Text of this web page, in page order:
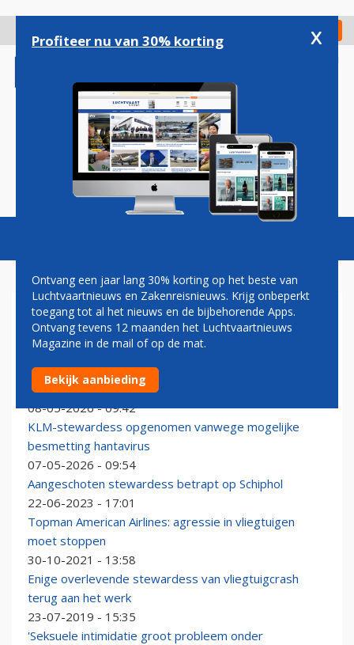
gaan
Check in
Magazine Podcasts Vacatures
STEWARDESS
Mogelijk besmette KLM-stewardess test negatief op
hantavirus
08-05-2026 - 09:42
KLM-stewardess opgenomen vanwege mogelijke
besmetting hantavirus
07-05-2026 - 09:54
Aangeschoten stewardess betrapt op Schiphol
22-06-2023 - 17:01
Topman American Airlines: agressie in vliegtuigen
moet stoppen
30-10-2021 - 13:58
Enige overlevende stewardess van vliegtuigcrash
terug aan het werk
23-07-2019 - 15:35
'Seksuele intimidatie groot probleem onder
Profiteer nu van 30% korting x
Ontvang een jaar lang 30% korting op het beste van
Luchtvaartnieuws en Zakenreisnieuws. Krijg onbeperkt
toegang tot al het nieuws en de bijbehorende Apps.
Ontvang tevens 12 maanden het Luchtvaartnieuws
Magazine in de mail of op de mat.
Bekijk aanbieding